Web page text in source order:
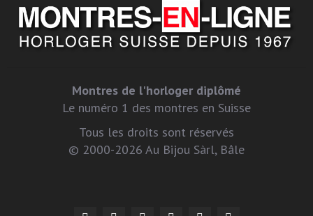
Montres de l'horloger diplômé
Le numéro 1 des montres en Suisse
Tous les droits sont réservés
© 2000-2026 Au Bijou Sàrl, Bâle